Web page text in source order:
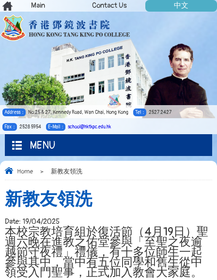
Address： No.25 & 27, Kennedy Road, Wan Chai, Hong Kong Tel： 2527 2427
Fax： 2528 5954 E-Mail： school@hktkpc.edu.hk
中文
Contact Us
Main
MENU
Home > 新教友領洗
新教友領洗
Date: 19/04/2025
本校宗教培育組於復活節（4月19日）聖
週六晚在進教之佑堂參與「至聖之夜逾
越節守夜禮」禮儀，有十多位師生一起
參與其中，當中有五位同學和舊生從中
領受入門聖事，正式加入教會大家庭。